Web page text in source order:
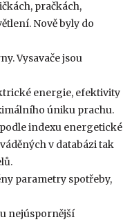
pračkách,
Nově byly do
Vysavače jsou
energie, efektivity
úniku prachu.
indexu energetické
v databázi tak
parametry spotřeby,
nejúspornější